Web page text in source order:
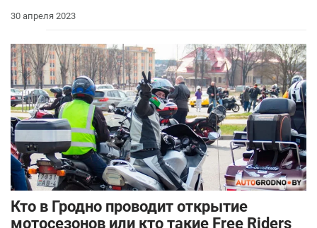
30 апреля 2023
Кто в Гродно проводит открытие
мотосезонов или кто такие Free Riders